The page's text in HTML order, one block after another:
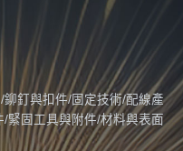
釘與扣件/固定技術/配線產
緊固工具與附件/材料與表面